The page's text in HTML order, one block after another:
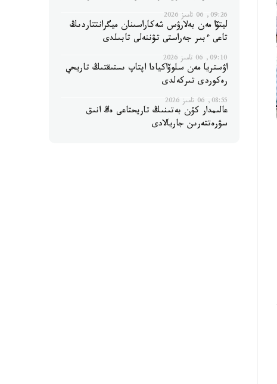
09:26, 06 تامىز 2026
ليتۆا مەن بەلارۋس شەكاراسىنان ميگرانتتاردىڭ
تاعى ءبىر جەراستى تۋننەلى تابىلدى
09:10, 06 تامىز 2026
اۋستريا مەن سلوۆاكيادا اپتاپ ىستىقتىڭ تاريحي
رەكوردى تىركەلدى
08:55, 06 تامىز 2026
عالىمدار كۇن بەتىنىڭ تاريحتاعى ەڭ انىق
سۋرەتتەرىن جاريالادى